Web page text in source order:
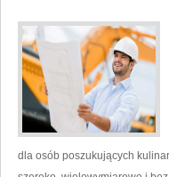
dla osób poszukujących